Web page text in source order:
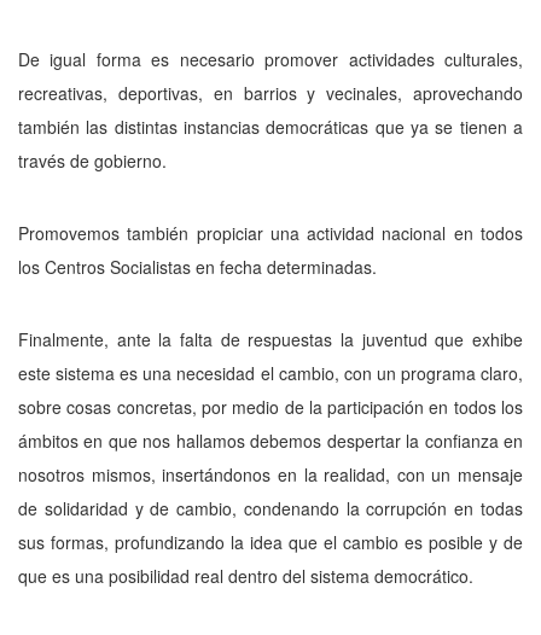
De igual forma es necesario promover actividades culturales,
recreativas, deportivas, en barrios y vecinales, aprovechando
también las distintas instancias democráticas que ya se tienen a
través de gobierno.
Promovemos también propiciar una acti­vidad nacional en todos
los Centros Socialistas en fecha determinadas.
Finalmente, ante la falta de respuestas la juventud que exhibe
este sistema es una ne­cesidad el cambio, con un programa claro,
so­bre cosas concretas, por medio de la participa­ción en todos los
ámbitos en que nos hallamos debemos despertar la confianza en
nosotros mismos, insertándonos en la realidad, con un mensaje
de solidaridad y de cambio, conde­nando la corrupción en todas
sus formas, profundizando la idea que el cambio es posi­ble y de
que es una posibilidad real dentro del sistema democrático.